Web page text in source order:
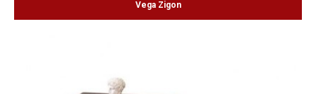
Vega Zigon